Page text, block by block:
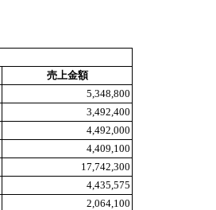
売上金額
5,348,800
3,492,400
4,492,000
4,409,100
17,742,300
4,435,575
2,064,100